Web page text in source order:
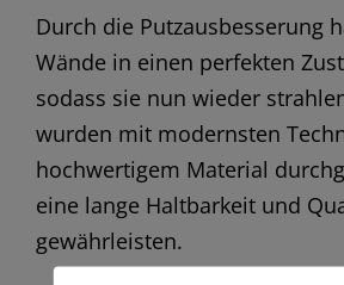
Durch die Putzausbesserung
Wände in einen perfekten
sodass sie nun wieder
wurden mit modernsten
hochwertigem Material
eine lange Haltbarkeit und
gewährleisten.